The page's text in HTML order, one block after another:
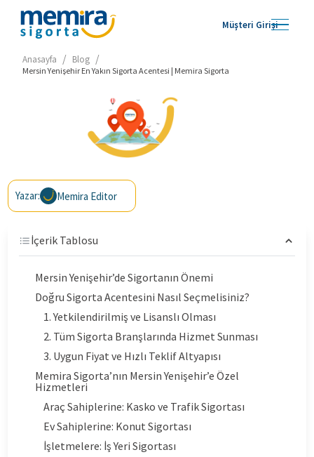
Müşteri Girişi
Anasayfa / Blog /
Mersin Yenişehir En Yakın Sigorta Acentesi | Memira Sigorta
Yazar: Memira Editor
İçerik Tablosu
Mersin Yenişehir’de Sigortanın Önemi
Doğru Sigorta Acentesini Nasıl Seçmelisiniz?
1. Yetkilendirilmiş ve Lisanslı Olması
2. Tüm Sigorta Branşlarında Hizmet Sunması
3. Uygun Fiyat ve Hızlı Teklif Altyapısı
Memira Sigorta’nın Mersin Yenişehir’e Özel
Hizmetleri
Araç Sahiplerine: Kasko ve Trafik Sigortası
Ev Sahiplerine: Konut Sigortası
İşletmelere: İş Yeri Sigortası